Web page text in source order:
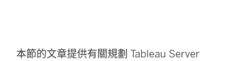
本節的文章提供有關規劃 Tableau Server